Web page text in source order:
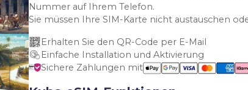
Nummer auf Ihrem Telefon.
Sie müssen Ihre SIM-Karte nicht austauschen
Erhalten Sie den QR-Code per E-Mail
Einfache Installation und Aktivierung
Sichere Zahlungen mit